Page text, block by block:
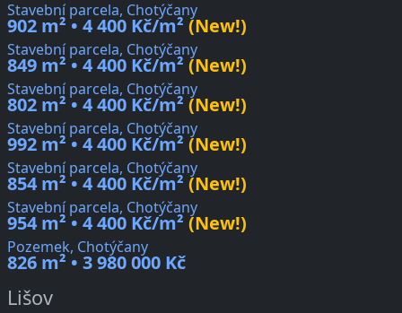
Stavební parcela, Chotýčany
902 m² • 4 400 Kč/m² (New!)
Stavební parcela, Chotýčany
849 m² • 4 400 Kč/m² (New!)
Stavební parcela, Chotýčany
802 m² • 4 400 Kč/m² (New!)
Stavební parcela, Chotýčany
992 m² • 4 400 Kč/m² (New!)
Stavební parcela, Chotýčany
854 m² • 4 400 Kč/m² (New!)
Stavební parcela, Chotýčany
954 m² • 4 400 Kč/m² (New!)
Pozemek, Chotýčany
826 m² • 3 980 000 Kč
Lišov